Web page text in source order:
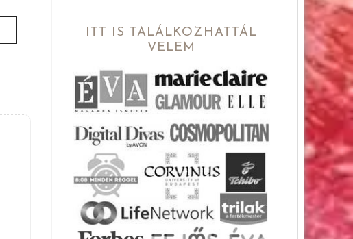
ITT IS TALÁLKOZHATTÁL
VELEM